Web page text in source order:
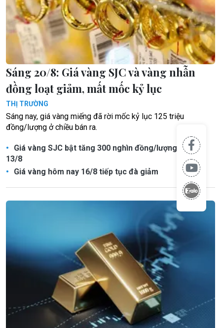
Sáng 20/8: Giá vàng SJC và vàng nhẫn
đồng loạt giảm, mất mốc kỷ lục
THỊ TRƯỜNG
Sáng nay, giá vàng miếng đã rời mốc kỷ lục 125 triệu
đồng/lượng ở chiều bán ra.
Giá vàng SJC bật tăng 300 nghìn đồng/lượng chiều
13/8
Giá vàng hôm nay 16/8 tiếp tục đà giảm